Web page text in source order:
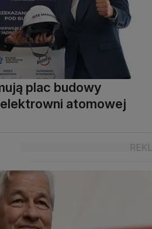
plac budowy
atomowej